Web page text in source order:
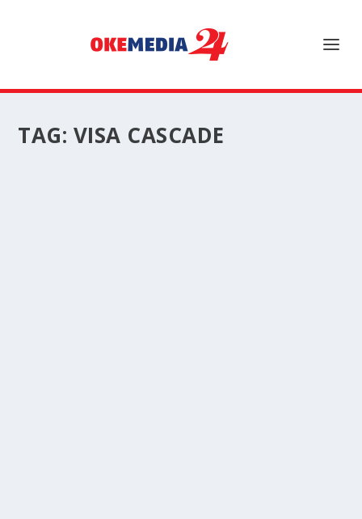
TAG: VISA CASCADE